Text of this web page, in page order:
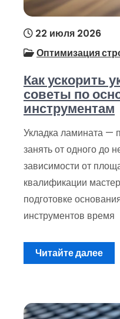
22 июля 2026
Оптимизация
Как ускорить
советы по
инструментам
Укладка ламината —
занять от одного до
зависимости от
квалификации
подготовке
инструментов время
Читайте далее